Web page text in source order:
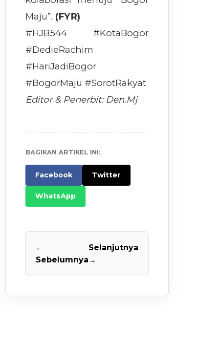
Maju”. (FYR)
#HJB544 #KotaBogor
#DedieRachim
#HariJadiBogor
#BogorMaju #SorotRakyat
Editor & Penerbit: Den.Mj
BAGIKAN ARTIKEL INI:
Facebook Twitter
WhatsApp
←
Sebelumnya
Selanjutnya
→